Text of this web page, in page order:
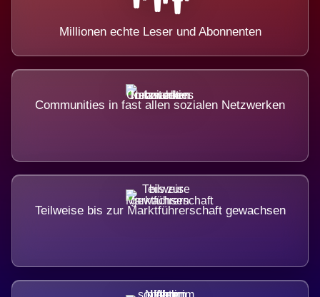
Millionen echte Leser und Abonnenten
Communities in fast allen sozialen Netzwerken
Teilweise bis zur Marktführerschaft gewachsen